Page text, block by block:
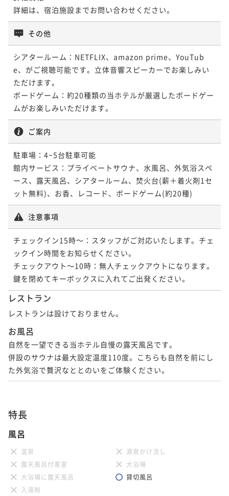
詳細は、宿泊施設までお問い合わせください。
その他
シアタールーム：NETFLIX、amazon prime、YouTub
e、がご視聴可能です。立体音響スピーカーでお楽しみい
ただけます。
ボードゲーム：約20種類の当ホテルが厳選したボードゲー
ご案内
駐車場：4~5台駐車可能
館内サービス：プライベートサウナ、水風呂、外気浴スペ
ース、露天風呂、シアタールーム、焚火台(薪＋着火剤1セ
ット無料)、お香、レコード、ボードゲーム(約20種)
注意事項
チェックイン15時～：スタッフがご対応いたします。チェ
ックイン時間をお知らせください。
チェックアウト～10時：無人チェックアウトになります。
鍵を閉めてキーボックスに入れてご出発ください。
レストラン
レストランは設けておりません。
お風呂
自然を一望できる当ホテル自慢の露天風呂です。
併設のサウナは最大設定温度110度。こちらも自然を前にし
た外気浴で贅沢なととのいをご体験ください。
特長
風呂
温泉
源泉かけ流し
露天風呂付客室
大浴場
大浴場に露天風呂
貸切風呂
入湯税